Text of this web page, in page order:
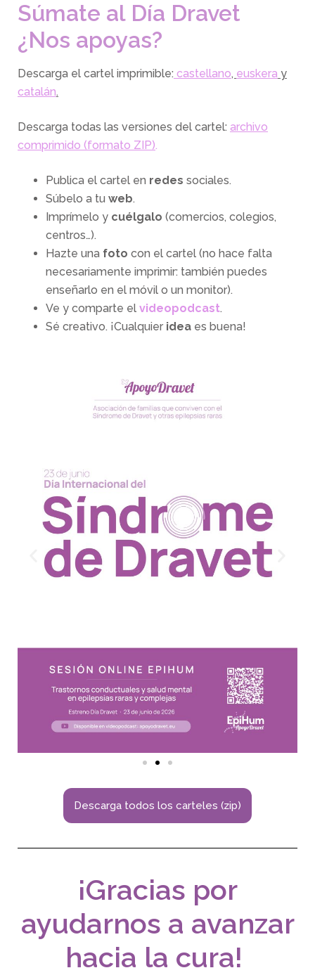
Súmate al Día Dravet
¿Nos apoyas?
Descarga el cartel imprimible: castellano, euskera y
catalán.
Descarga todas las versiones del cartel: archivo
comprimido (formato ZIP).
Publica el cartel en redes sociales.
Súbelo a tu web.
Imprímelo y cuélgalo (comercios, colegios,
centros…).
Hazte una foto con el cartel (no hace falta
necesariamente imprimir: también puedes
enseñarlo en el móvil o un monitor).
Ve y comparte el videopodcast.
Sé creativo. ¡Cualquier idea es buena!
Descarga todos los carteles (zip)
¡Gracias por
ayudarnos a avanzar
hacia la cura!